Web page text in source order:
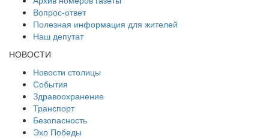
Вопрос-ответ
Полезная информация для жителей
Наш депутат
НОВОСТИ
Новости столицы
События
Здравоохранение
Транспорт
Безопасность
Эхо Победы